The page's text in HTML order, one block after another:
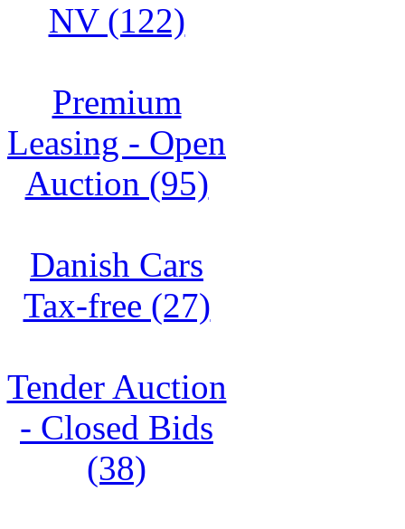
NV (122)
Premium
Leasing - Open
Auction (95)
Danish Cars
Tax-free (27)
Tender Auction
- Closed Bids
(38)